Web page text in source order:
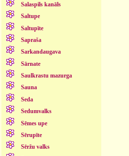
Salaspils kanāls
Saltupe
Saltupīte
Sapraša
Sarkandaugava
Sārnate
Saulkrastu mazurga
Sauna
Seda
Sedumvalks
Sēmes upe
Sērupīte
Sēržu valks